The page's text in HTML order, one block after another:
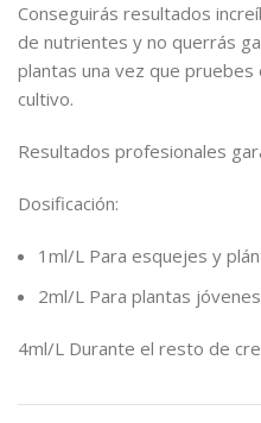
Conseguirás resultados
de nutrientes y no querrás
plantas una vez que
cultivo.
Resultados profesionales
Dosificación:
1ml/L Para esquejes y
2ml/L Para plantas
4ml/L Durante el resto de